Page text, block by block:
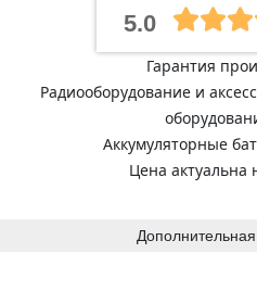
5.0
Гарантия
Радиооборудование и
Аккумуляторные
Цена актуальна